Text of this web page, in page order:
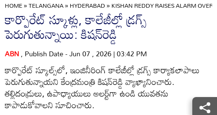
HOME»TELANGANA»HYDERABAD»KISHAN REDDY RAISES ALARM
కార్పొరేట్ స్కూళ్లు, కాలేజీల్లో డ్రగ్స్
పెరుగుతున్నాయి: కిషన్‌రెడ్డి
ABN, Publish Date - Jun 07 , 2026 | 03:42 PM
కార్పొరేట్ స్కూల్స్‌లో, ఇంజినీరింగ్ కాలేజీల్లో డ్రగ్స్ కార్యాకలాపాలు
పెరుగుతున్నాయని కేంద్రమంత్రి కిషన్‌రెడ్డి వ్యాఖ్యానించారు.
తల్లిదండ్రులు, ఉపాధ్యాయులు అలర్ట్‌గా ఉండి యువతను
కాపాడుకోవాలని సూచించారు.